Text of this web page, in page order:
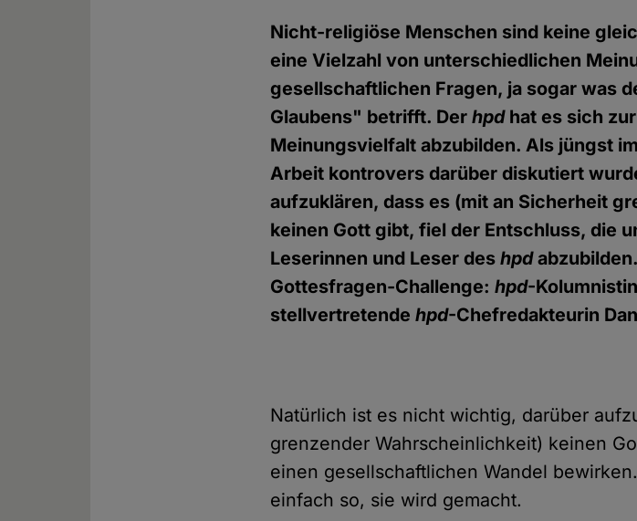
Nicht-religiöse Menschen sind keine
eine Vielzahl von unterschiedlichen
gesellschaftlichen Fragen, ja sogar was
Glaubens" betrifft. Derhpdhat es sich
Meinungsvielfalt abzubilden. Als jüngst
Arbeit kontrovers darüber diskutiert
aufzuklären, dass es (mit an Sicherheit
keinen Gott gibt, fiel der Entschluss, die
Leserinnen und Leser deshpd
Gottesfragen-Challenge:hpd-
stellvertretendehpd-Chefredakteurin
Natürlich ist es nicht wichtig, darüber
grenzender Wahrscheinlichkeit) keinen
einen gesellschaftlichen Wandel
einfach so, sie wird gemacht.